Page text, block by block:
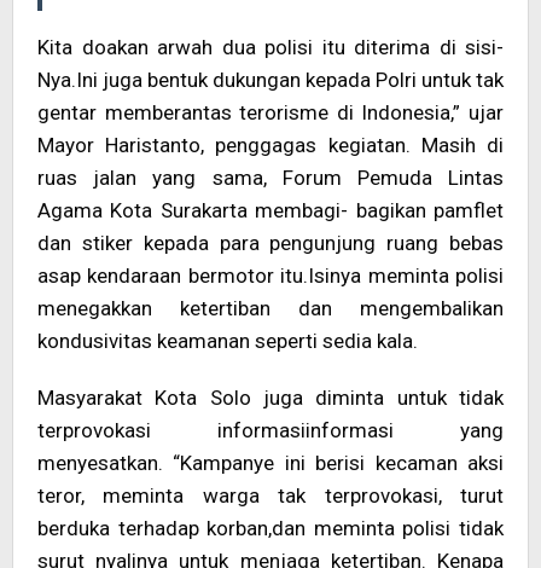
Kita doakan arwah dua polisi itu diterima di sisi-
Nya.Ini juga bentuk dukungan kepada Polri untuk tak
gentar memberantas terorisme di Indonesia,” ujar
Mayor Haristanto, penggagas kegiatan. Masih di
ruas jalan yang sama, Forum Pemuda Lintas
Agama Kota Surakarta membagi- bagikan pamflet
dan stiker kepada para pengunjung ruang bebas
asap kendaraan bermotor itu.Isinya meminta polisi
menegakkan ketertiban dan mengembalikan
kondusivitas keamanan seperti sedia kala.
Masyarakat Kota Solo juga diminta untuk tidak
terprovokasi informasiinformasi yang
menyesatkan. “Kampanye ini berisi kecaman aksi
teror, meminta warga tak terprovokasi, turut
berduka terhadap korban,dan meminta polisi tidak
surut nyalinya untuk menjaga ketertiban. Kenapa